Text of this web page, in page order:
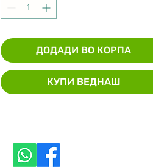
ДОДАДИ ВО КОРПА
КУПИ ВЕДНАШ